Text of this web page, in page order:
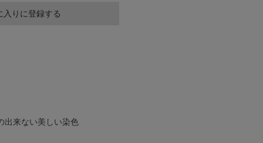
入りに登録する
出来ない美しい染色